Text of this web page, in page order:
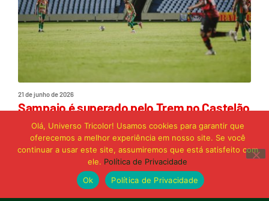
21 de junho de 2026
Sampaio é superado pelo Trem no Castelão
e buscará reação em Macapá
Olá, Universo Tricolor! Usamos cookies para garantir que
oferecemos a melhor experiência em nosso site. Se você
continuar a usar este site, assumiremos que está satisfeito com
ele. Política de Privacidade
Ok
Política de Privacidade